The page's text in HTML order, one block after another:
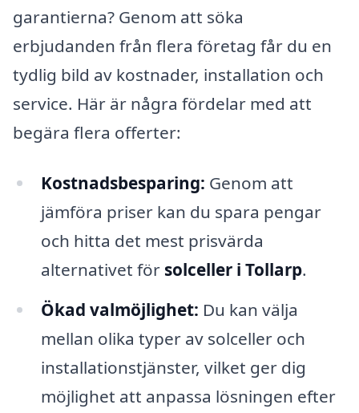
garantierna? Genom att söka
erbjudanden från flera företag får du en
tydlig bild av kostnader, installation och
service. Här är några fördelar med att
begära flera offerter:
Kostnadsbesparing: Genom att
jämföra priser kan du spara pengar
och hitta det mest prisvärda
alternativet för solceller i Tollarp.
Ökad valmöjlighet: Du kan välja
mellan olika typer av solceller och
installationstjänster, vilket ger dig
möjlighet att anpassa lösningen efter